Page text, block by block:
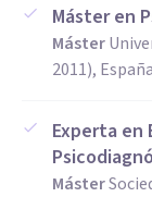
Máster en
Máster
2011), España
Experta en
Máster